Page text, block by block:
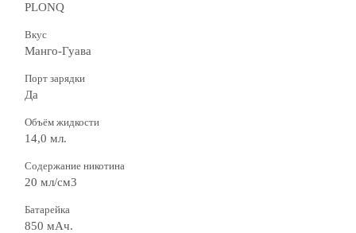
PLONQ
Вкус
Манго-Гуава
Порт зарядки
Да
Объём жидкости
14,0 мл.
Содержание никотина
20 мл/см3
Батарейка
850 мАч.